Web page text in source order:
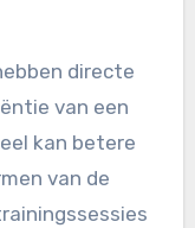
directe
van een
kan betere
van de